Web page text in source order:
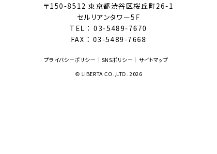
〒150-8512 東京都渋谷区桜丘町26-1
セルリアンタワー5F
TEL ：03-5489-7670
FAX ： 03-5489-7668
プライバシーポリシー SNSポリシー
サイトマップ
© LIBERTA CO.,LTD. 2026